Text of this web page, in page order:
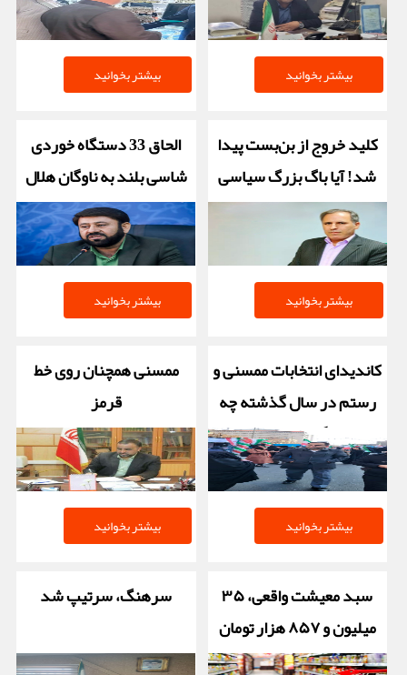
بیشتر بخوانید بیشتر بخوانید
کلید خروج از بن‌بست پیدا
شد! آیا باگ بزرگ سیاسی
اداری ممسنی و رستم، این
بوده است؟
بیشتر بخوانید
الحاق 33 دستگاه خوردی
شاسی بلند به ناوگان هلال
احمر فارس
بیشتر بخوانید
کاندیدای انتخابات ممسنی و
رستم در سال گذشته چه
گفته بود؟
بیشتر بخوانید
ممسنی همچنان روی خط
قرمز
بیشتر بخوانید
سبد معیشت واقعی، ۳۵
میلیون و ۸۵۷ هزار تومان
سرهنگ، سرتیپ شد